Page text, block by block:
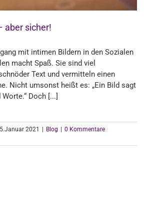
aber sicher!
mit intimen Bildern in den Sozialen
macht Spaß. Sie sind viel
Text und vermitteln einen
Nicht umsonst heißt es: „Ein Bild sagt
Doch [...]
5.Januar 2021 Blog
0 Kommentare